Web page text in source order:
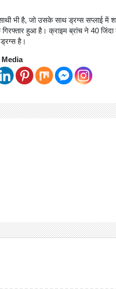
भी है, जो उसके साथ ड्रग्स सप्लाई में
हुआ है। क्राइम ब्रांच ने 40
ड्रग्स है।